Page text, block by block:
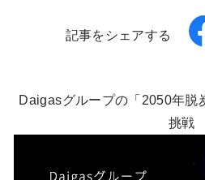
記事をシェアする
Daigasグループの「2050年脱
挑戦